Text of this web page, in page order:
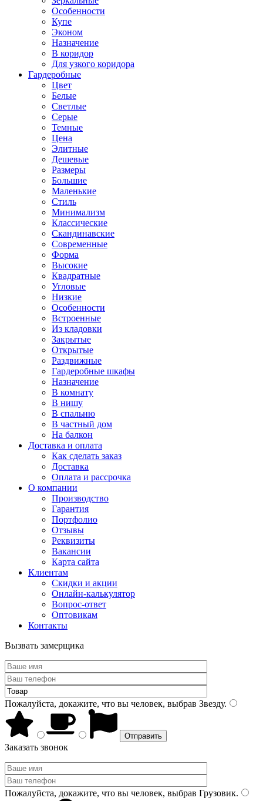
Особенности
Купе
Эконом
Назначение
В коридор
Для узкого коридора
Гардеробные
Цвет
Белые
Светлые
Серые
Темные
Цена
Элитные
Дешевые
Размеры
Большие
Маленькие
Стиль
Минимализм
Классические
Скандинавские
Современные
Форма
Высокие
Квадратные
Угловые
Низкие
Особенности
Встроенные
Из кладовки
Закрытые
Открытые
Раздвижные
Гардеробные шкафы
Назначение
В комнату
В нишу
В спальню
В частный дом
На балкон
Доставка и оплата
Как сделать заказ
Доставка
Оплата и рассрочка
О компании
Производство
Гарантия
Портфолио
Отзывы
Реквизиты
Вакансии
Карта сайта
Клиентам
Скидки и акции
Онлайн-калькулятор
Вопрос-ответ
Оптовикам
Контакты
Вызвать замерщика
Пожалуйста, докажите, что вы человек, выбрав Звезду.
Заказать звонок
Пожалуйста, докажите, что вы человек, выбрав Грузовик.